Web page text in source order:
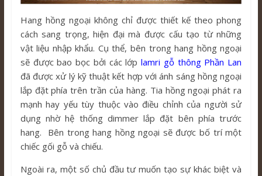
Hang hồng ngoại không chỉ được thiết kế theo phong
cách sang trọng, hiện đại mà được cấu tạo từ những
vật liệu nhập khẩu. Cụ thể, bên trong hang hồng ngoại
sẽ được bao bọc bởi các lớplamri gỗ thông Phần Lan
đã được xử lý kỹ thuật kết hợp với ánh sáng hồng ngoại
lắp đặt phía trên trần của hàng. Tia hồng ngoại phát ra
mạnh hay yếu tùy thuộc vào điều chỉnh của người sử
dụng nhờ hệ thống dimmer lắp đặt bên phía trước
hang. Bên trong hang hồng ngoại sẽ được bố trí một
chiếc gối gỗ và chiếu.
Ngoài ra, một số chủ đầu tư muốn tạo sự khác biệt và